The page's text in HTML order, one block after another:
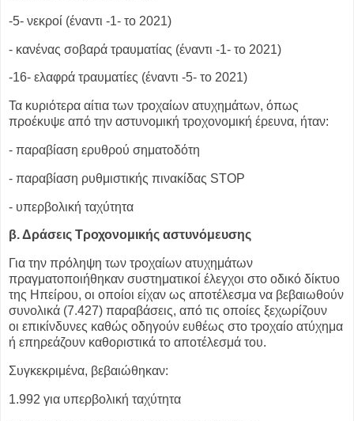
-5- νεκροί (έναντι -1- το 2021)
- κανένας σοβαρά τραυματίας (έναντι -1- το 2021)
-16- ελαφρά τραυματίες (έναντι -5- το 2021)
Τα κυριότερα αίτια των τροχαίων ατυχημάτων, όπως
προέκυψε από την αστυνομική τροχονομική έρευνα, ήταν:
- παραβίαση ερυθρού σηματοδότη
- παραβίαση ρυθμιστικής πινακίδας STOP
- υπερβολική ταχύτητα
β. Δράσεις Τροχονομικής αστυνόμευσης
Για την πρόληψη των τροχαίων ατυχημάτων
πραγματοποιήθηκαν συστηματικοί έλεγχοι στο οδικό δίκτυο
της Ηπείρου, οι οποίοι είχαν ως αποτέλεσμα να βεβαιωθούν
συνολικά (7.427) παραβάσεις, από τις οποίες ξεχωρίζουν
οι επικίνδυνες καθώς οδηγούν ευθέως στο τροχαίο ατύχημα
ή επηρεάζουν καθοριστικά το αποτέλεσμά του.
Συγκεκριμένα, βεβαιώθηκαν:
1.992 για υπερβολική ταχύτητα